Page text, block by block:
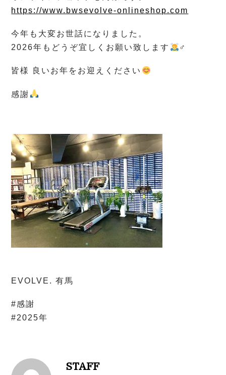
https://www.bwsevolve-onlineshop.com
今年も大変お世話になりました。
2026年もどうぞ宜しくお願い致します
‍♂️
皆様 良いお年をお迎えください
感謝
EVOLVE. 有馬
#感謝
#2025年
STAFF